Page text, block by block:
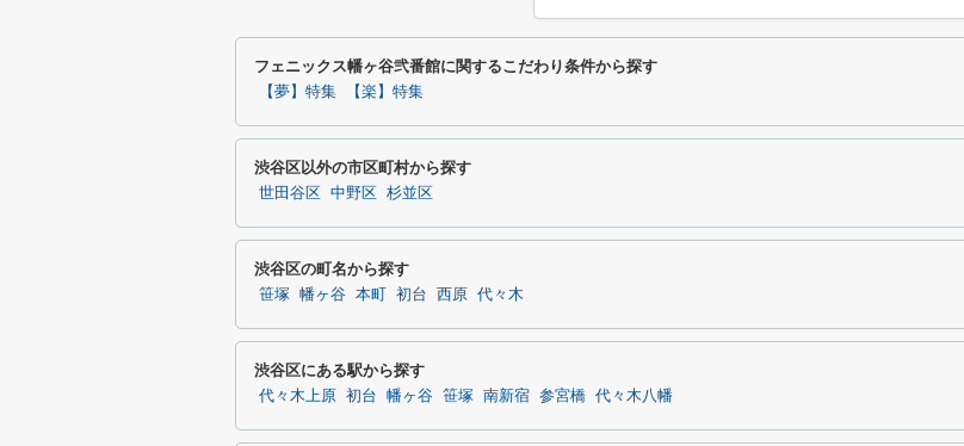
フェニックス幡ヶ谷弐番館に関するこだわり条件から探す
【夢】特集 【楽】特集
渋谷区以外の市区町村から探す
世田谷区 中野区 杉並区
渋谷区の町名から探す
笹塚 幡ヶ谷 本町 初台 西原 代々木
渋谷区にある駅から探す
代々木上原 初台 幡ヶ谷 笹塚 南新宿 参宮橋 代々木八幡